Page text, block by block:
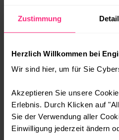
Zustimmung
Herzlich Willkommen bei
Wir sind hier, um für Sie
Akzeptieren Sie unsere
Erlebnis. Durch Klicken auf
Sie der Verwendung aller
Einwilligung jederzeit ändern
Um für die Sicherheit von
BDSG
Maßnahmen festgelegt.
datenverarbeitenden Stellen
personenbezogenen
verschiedene Kontrollarten: